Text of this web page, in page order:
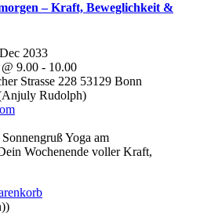
– Kraft, Beweglichkeit &
2033
9.00 - 10.00
Strasse 228 53129 Bonn
Rudolph)
Yoga am
Wochenende voller Kraft,